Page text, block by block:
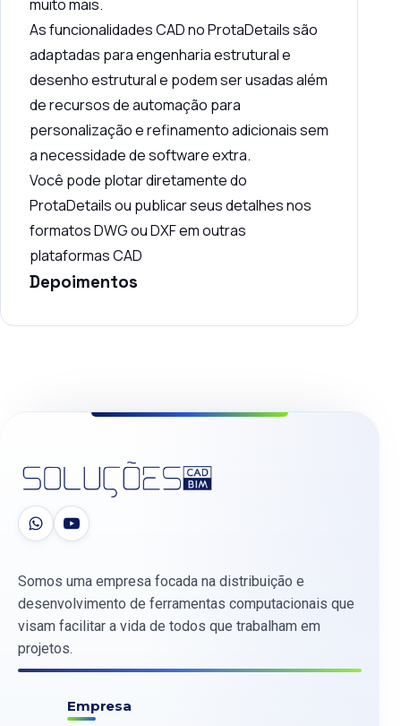
muito mais.
As funcionalidades CAD no ProtaDetails são
adaptadas para engenharia estrutural e
desenho estrutural e podem ser usadas além
de recursos de automação para
personalização e refinamento adicionais sem
a necessidade de software extra.
Você pode plotar diretamente do
ProtaDetails ou publicar seus detalhes nos
formatos DWG ou DXF em outras
plataformas CAD
Depoimentos
Somos uma empresa focada na distribuição e
desenvolvimento de ferramentas computacionais que
visam facilitar a vida de todos que trabalham em
projetos.
Empresa